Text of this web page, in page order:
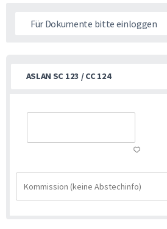
Für Dokumente bitte einloggen
ASLAN SC 123 / CC 124